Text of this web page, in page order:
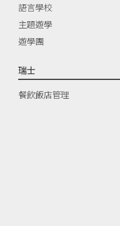
語言學校
主題遊學
遊學團
瑞士
餐飲飯店管理